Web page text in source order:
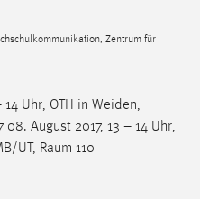
Zentrum für
Uhr, OTH in Weiden,
08. August 2017, 13 – 14 Uhr,
UT, Raum 110